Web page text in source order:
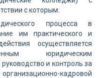
с которым:
процесса в
им практического и
осуществляется
юридическим
и контроль за
кадровой